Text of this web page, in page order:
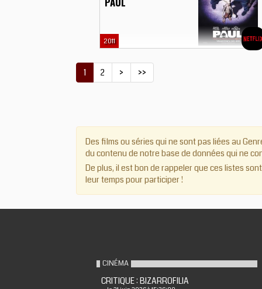
2011
1 2 > >>
Des films ou séries qui ne sont pas liées au
du contenu de notre base de données qui ne
De plus, il est bon de rappeler que ces listes
leur temps pour participer !
CINÉMA
CRITIQUE : BIZARROFILIA